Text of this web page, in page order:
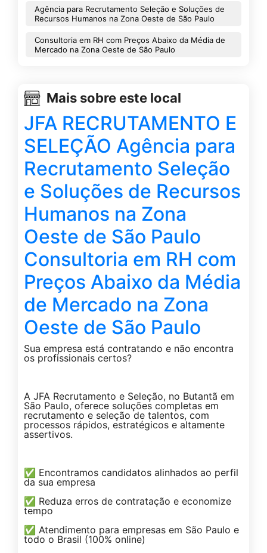
Agência para Recrutamento Seleção e Soluções de
Recursos Humanos na Zona Oeste de São Paulo
Consultoria em RH com Preços Abaixo da Média de
Mercado na Zona Oeste de São Paulo
Mais sobre este local
JFA RECRUTAMENTO E
SELEÇÃO Agência para
Recrutamento Seleção
e Soluções de Recursos
Humanos na Zona
Oeste de São Paulo
Consultoria em RH com
Preços Abaixo da Média
de Mercado na Zona
Oeste de São Paulo
Sua empresa está contratando e não encontra
os profissionais certos?
A JFA Recrutamento e Seleção, no Butantã em
São Paulo, oferece soluções completas em
recrutamento e seleção de talentos, com
processos rápidos, estratégicos e altamente
assertivos.
✅ Encontramos candidatos alinhados ao perfil
da sua empresa
✅ Reduza erros de contratação e economize
tempo
✅ Atendimento para empresas em São Paulo e
todo o Brasil (100% online)